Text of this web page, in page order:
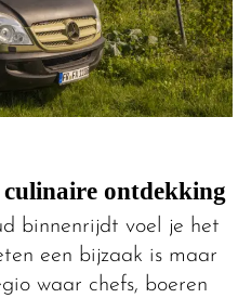
ontdekking
binnenrijdt voel je het
een bijzaak is maar
waar chefs, boeren